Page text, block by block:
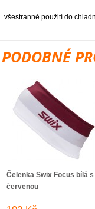
všestranné použití do
PODOBNÉ
Čelenka Swix Focus bílá s
červenou